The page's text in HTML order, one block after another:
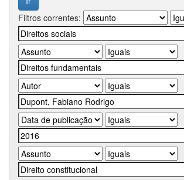
Filtros correntes: